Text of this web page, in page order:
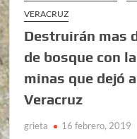
VERACRUZ
Destruirán mas
de bosque con
minas que dejó
Veracruz
grieta 16 febrero, 2019